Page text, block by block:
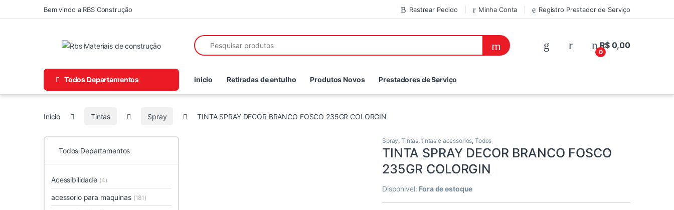
Skip to navigation
Skip to contentBem vindo a RBS Construção Rastrear Pedido Minha Conta Registro Prestador de Serviço
Search for:
0
R$0,00
Todos Departamentos inicio Retiradas de entulho Produtos Novos Prestadores de Serviço
Início Tintas Spray TINTA SPRAY DECOR BRANCO FOSCO 235GR COLORGIN
Spray,Tintas, tintas e acessorios,Todos
TINTA SPRAY DECOR BRANCO FOSCO
235GR COLORGIN
Disponivel: Fora de estoque
Todos Departamentos
Acessibilidade (4)
acessorio para maquinas (181)